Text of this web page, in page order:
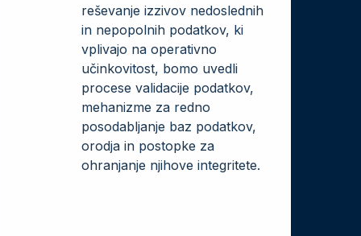
reševanje izzivov nedoslednih
in nepopolnih podatkov, ki
vplivajo na operativno
učinkovitost, bomo uvedli
procese validacije podatkov,
mehanizme za redno
posodabljanje baz podatkov,
orodja in postopke za
ohranjanje njihove integritete.